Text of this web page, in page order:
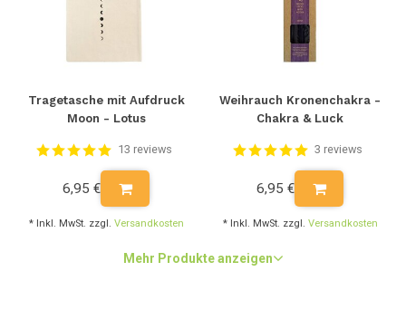
Tragetasche mit Aufdruck
Moon - Lotus
13 reviews
6,95 €
* Inkl. MwSt. zzgl. Versandkosten
Weihrauch Kronenchakra -
Chakra & Luck
3 reviews
6,95 €
* Inkl. MwSt. zzgl. Versandkosten
Mehr Produkte anzeigen